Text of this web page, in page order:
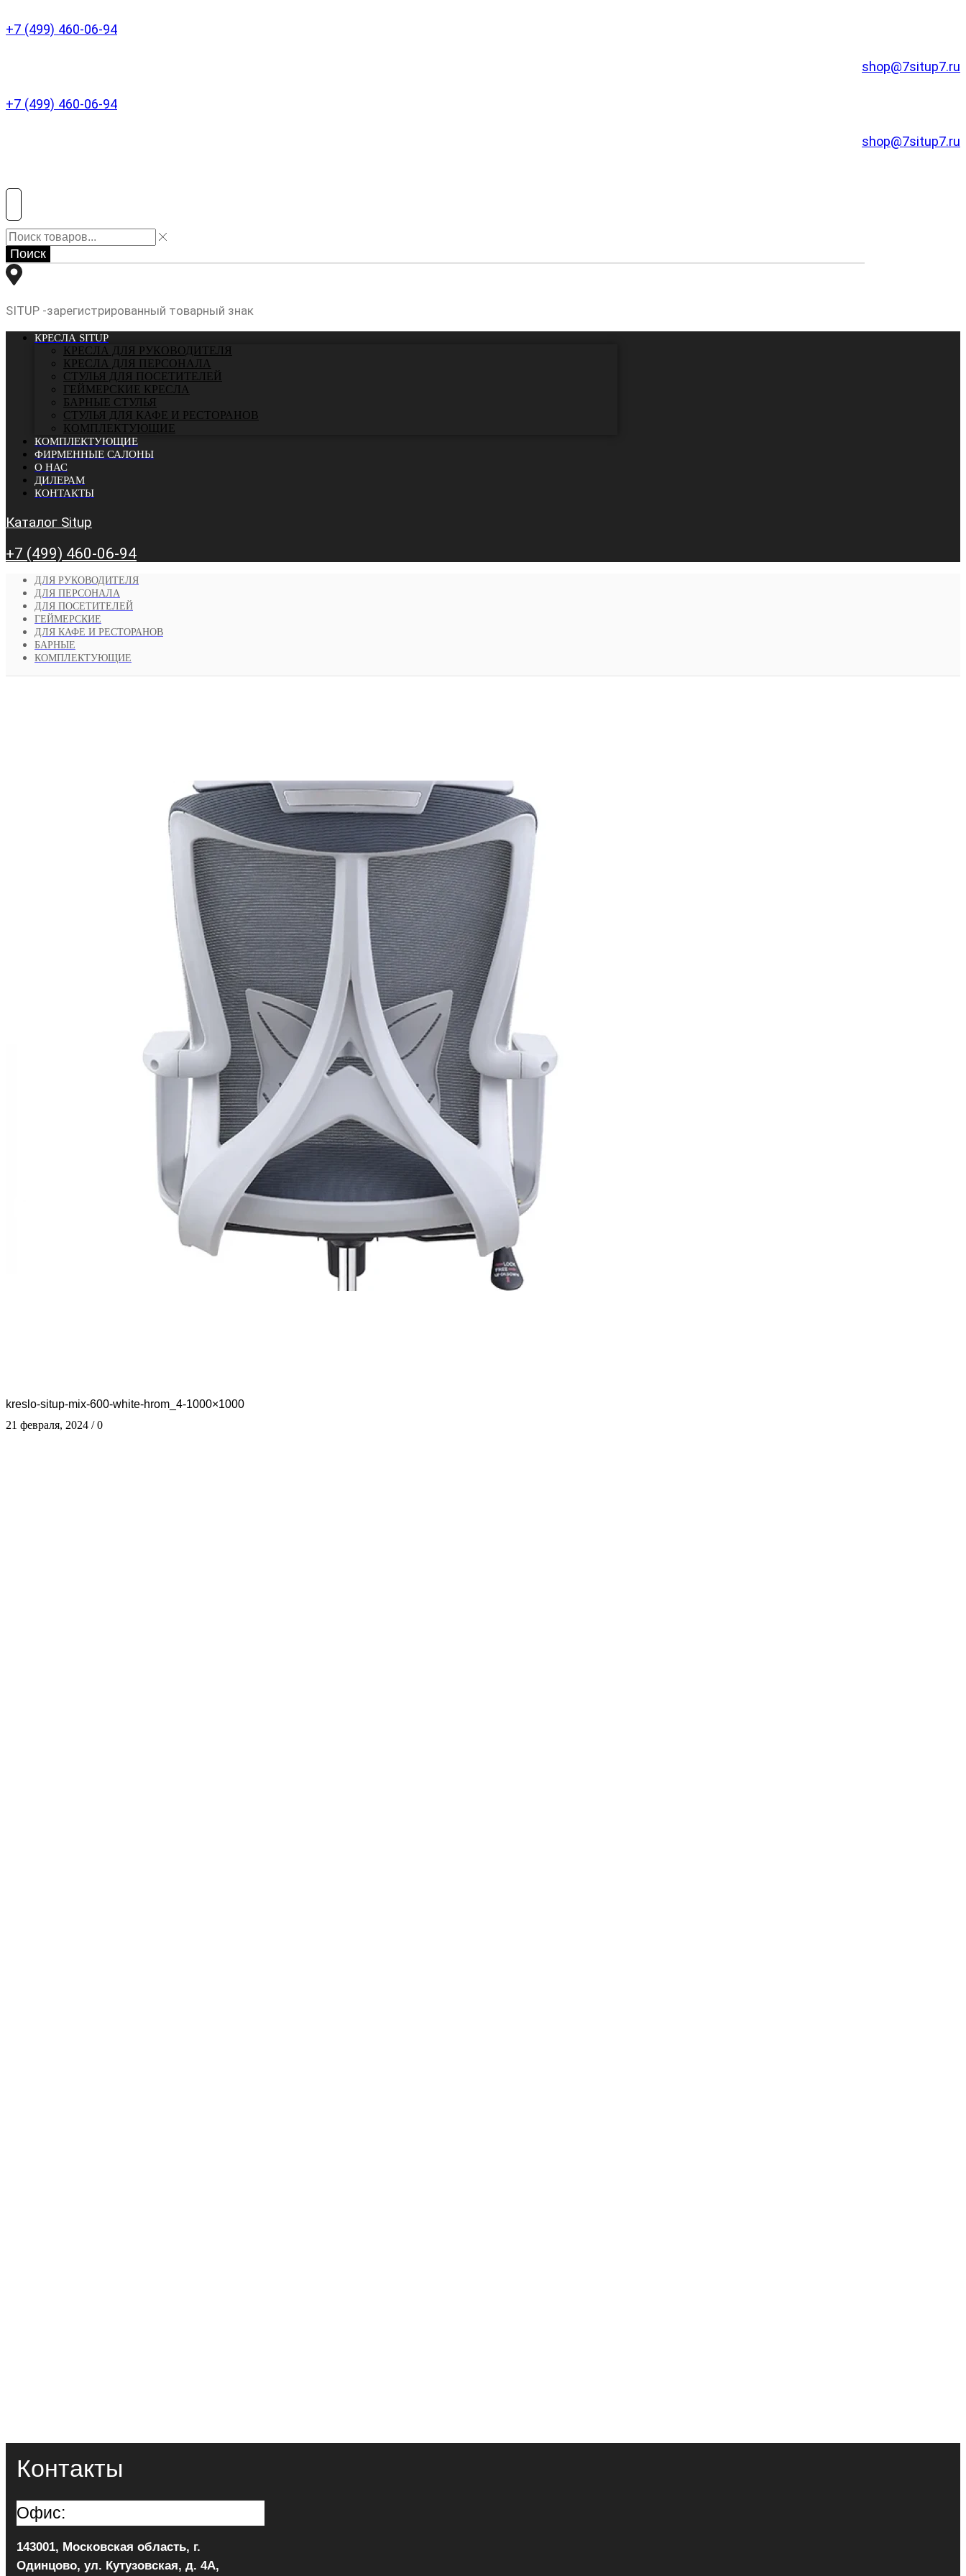
+7 (499) 460-06-94
shop@7situp7.ru
+7 (499) 460-06-94
shop@7situp7.ru
Поиск
SITUP -зарегистрированный товарный знак
КРЕСЛА SITUP
КРЕСЛА ДЛЯ РУКОВОДИТЕЛЯ
КРЕСЛА ДЛЯ ПЕРСОНАЛА
СТУЛЬЯ ДЛЯ ПОСЕТИТЕЛЕЙ
ГЕЙМЕРСКИЕ КРЕСЛА
БАРНЫЕ СТУЛЬЯ
CТУЛЬЯ ДЛЯ КАФЕ И РЕСТОРАНОВ
КОМПЛЕКТУЮЩИЕ
КОМПЛЕКТУЮЩИЕ
ФИРМЕННЫЕ САЛОНЫ
О НАС
ДИЛЕРАМ
КОНТАКТЫ
Каталог Situp
+7 (499) 460-06-94
ДЛЯ РУКОВОДИТЕЛЯ
ДЛЯ ПЕРСОНАЛА
ДЛЯ ПОСЕТИТЕЛЕЙ
ГЕЙМЕРСКИЕ
ДЛЯ КАФЕ И РЕСТОРАНОВ
БАРНЫЕ
КОМПЛЕКТУЮЩИЕ
kreslo-situp-mix-600-white-hrom_4-1000×1000
21 февраля, 2024 / 0
Контакты
Офис:
143001, Московская область, г.
Одинцово, ул. Кутузовская, д. 4А,